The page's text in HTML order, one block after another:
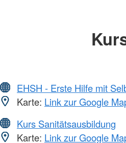
EHSH - Erste Hilfe mit
Karte: Link zur Google
Kurs Sanitätsausbildung
Karte: Link zur Google